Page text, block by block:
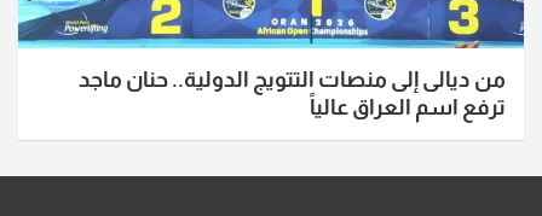
من ديالى إلى منصات التتويج الدولية.. حنان ماجد
ترفع اسم العراق عالياً